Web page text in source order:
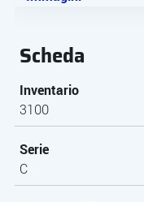
Scheda
Inventario
3100
Serie
C